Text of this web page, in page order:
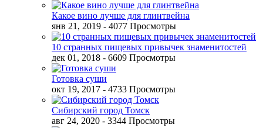
Какое вино лучше для глинтвейна
янв 21, 2019 - 4077 Просмотры
10 странных пищевых привычек знаменитостей
дек 01, 2018 - 6609 Просмотры
Готовка суши
окт 19, 2017 - 4733 Просмотры
Сибирский город Томск
авг 24, 2020 - 3344 Просмотры